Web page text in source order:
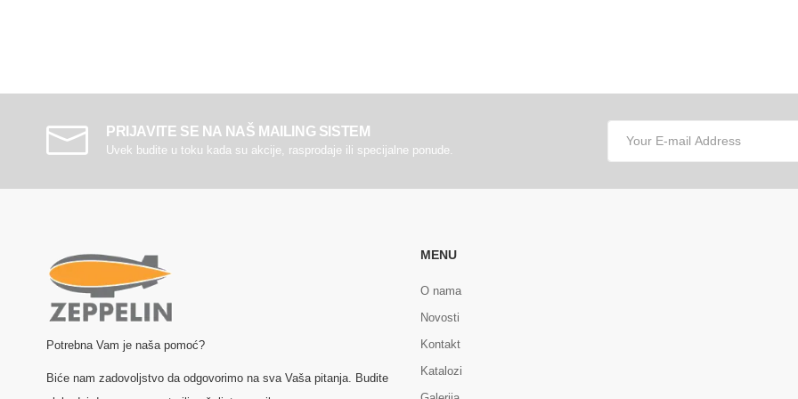
PRIJAVITE SE NA NAŠ MAILING SISTEM
Uvek budite u toku kada su akcije, rasprodaje ili specijalne ponude.
Potrebna Vam je naša pomoć?
Biće nam zadovoljstvo da odgovorimo na sva Vaša pitanja. Budite
MENU
O nama
Novosti
Kontakt
Katalozi